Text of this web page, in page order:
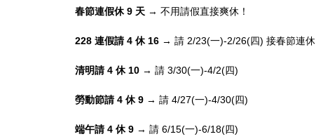
春節連假休 9 天 → 不用請假直接爽休！
228 連假請 4 休 16 → 請 2/23(一)-2/26(四) 接春節連休
清明請 4 休 10 → 請 3/30(一)-4/2(四)
勞動節請 4 休 9 → 請 4/27(一)-4/30(四)
端午請 4 休 9 → 請 6/15(一)-6/18(四)